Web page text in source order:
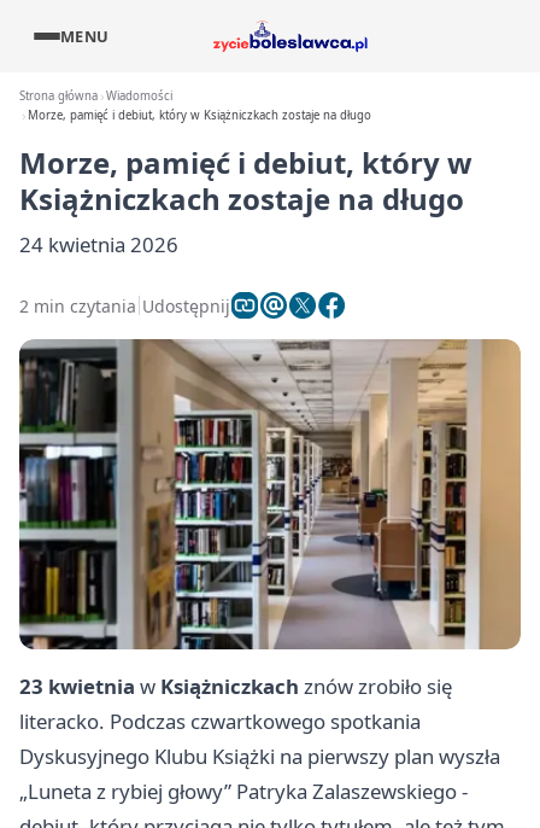
MENU
Strona główna Wiadomości
Morze, pamięć i debiut, który w Książniczkach zostaje na długo
Morze, pamięć i debiut, który w
Książniczkach zostaje na długo
24 kwietnia 2026
2 min czytania Udostępnij
23 kwietnia w Książniczkach znów zrobiło się
literacko. Podczas czwartkowego spotkania
Dyskusyjnego Klubu Książki na pierwszy plan wyszła
„Luneta z rybiej głowy” Patryka Zalaszewskiego -